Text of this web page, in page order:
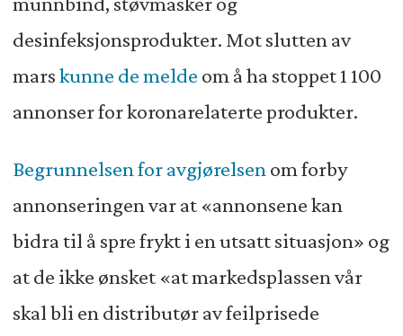
desinfeksjonsprodukter. Mot slutten av
marskunne de melde om å ha stoppet 1 100
annonser for koronarelaterte produkter.
Begrunnelsen for avgjørelsenom forby
annonseringen var at «annonsene kan
bidra til å spre frykt i en utsatt situasjon» og
at de ikke ønsket «at markedsplassen vår
skal bli en distributør av feilprisede